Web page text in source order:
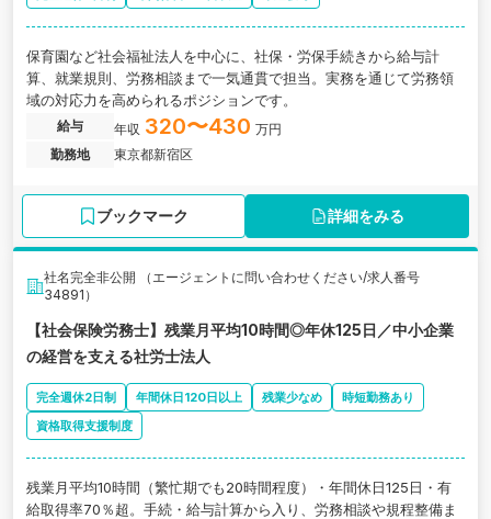
保育園など社会福祉法人を中心に、社保・労保手続きから給与計
算、就業規則、労務相談まで一気通貫で担当。実務を通じて労務領
域の対応力を高められるポジションです。
給与 年収 320〜430 万円
勤務地
東京都新宿区
ブックマーク 詳細をみる
社名完全非公開 （エージェントに問い合わせください/求人番号
34891）
【社会保険労務士】残業月平均10時間◎年休125日／中小企業
の経営を支える社労士法人
完全週休2日制 年間休日120日以上 残業少なめ
時短勤務あり
資格取得支援制度
残業月平均10時間（繁忙期でも20時間程度）・年間休日125日・有
給取得率70％超。手続・給与計算から入り、労務相談や規程整備ま